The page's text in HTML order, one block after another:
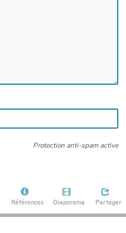
Protection anti-spam active
Références Diaporama Partager